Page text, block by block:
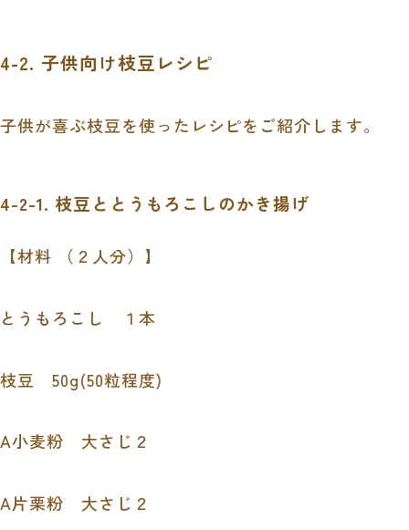
4-2. 子供向け枝豆レシピ
子供が喜ぶ枝豆を使ったレシピをご紹介します。
4-2-1. 枝豆ととうもろこしのかき揚げ
【材料 （２人分）】
とうもろこし １本
枝豆 50g(50粒程度)
A小麦粉 大さじ２
A片栗粉 大さじ２